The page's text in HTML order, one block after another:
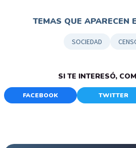
TEMAS QUE APARECEN
SOCIEDAD
SI TE INTERESÓ,
FACEBOOK TWITTER